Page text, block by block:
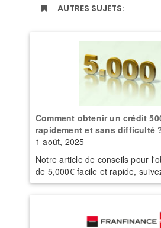
AUTRES SUJETS:
Comment obtenir un crédit
rapidement et sans difficulté
1 août, 2025
Notre article de conseils pour
de 5,000€ facile et rapide,